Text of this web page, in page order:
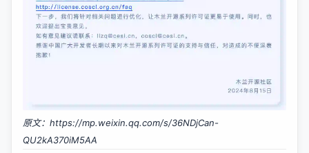
原文： https://mp.weixin.qq.com/s/36NDjCan-
QU2kA370iM5AA